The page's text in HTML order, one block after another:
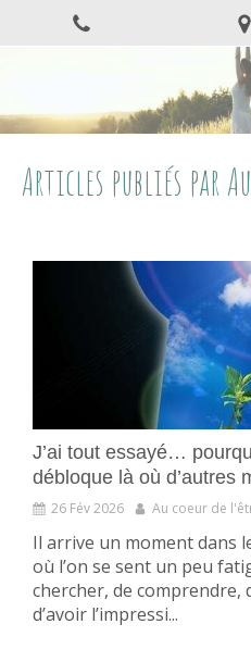
Articles publiés par
J’ai tout essayé…
débloque là où d’autres
26 Fév 2026 Au coeur de
Il arrive un moment dans
où l’on se sent un peu
chercher, de comprendre,
d’avoir l’impressi...